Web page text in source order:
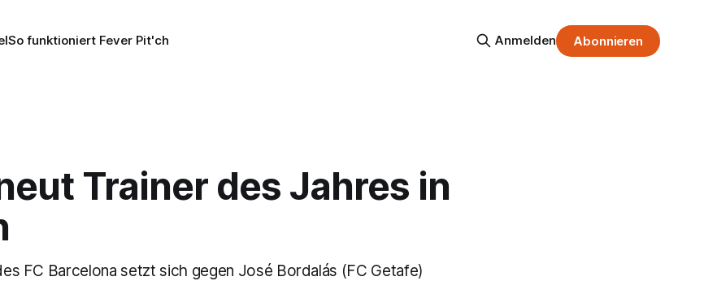
So funktioniert Fever Pit'ch Anmelden Abonnieren
Trainer des Jahres in
FC Barcelona setzt sich gegen José Bordalás (FC Getafe)